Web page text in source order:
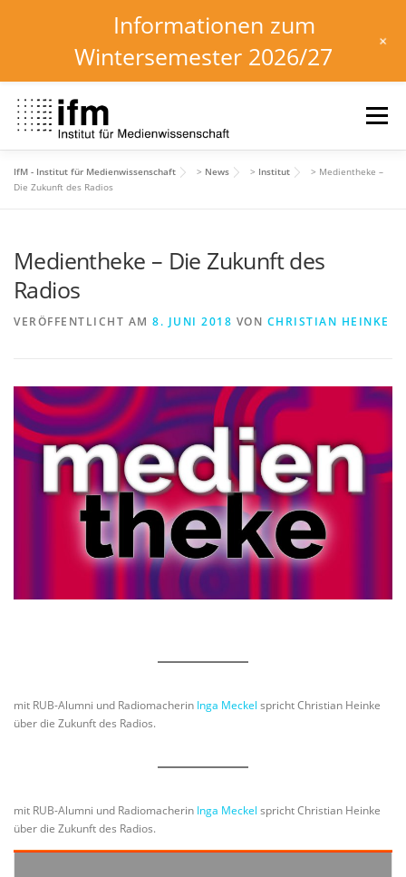
Inhalt
springen
Menü
HOME NEWS
INSTITUT FORSCHUNG DOWNLOADS
IfM - Institut für Medienwissenschaft > News > Institut > Medientheke –
Die Zukunft des Radios
Medientheke – Die Zukunft des
Radios
VERÖFFENTLICHT AM 8. JUNI 2018 VON CHRISTIAN HEINKE
mit RUB-Alumni und Radiomacherin Inga Meckel spricht Christian Heinke
über die Zukunft des Radios.
mit RUB-Alumni und Radiomacherin Inga Meckel spricht Christian Heinke
über die Zukunft des Radios.
Informationen zum
Wintersemester 2026/27
+